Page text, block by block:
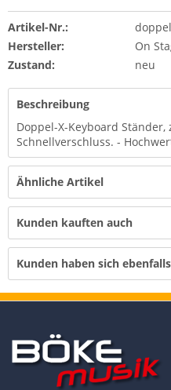
Artikel-Nr.:
Hersteller:
On
Zustand:
neu
Beschreibung
Doppel-X-Keyboard
Schnellverschluss. -
Ähnliche Artikel
Kunden kauften auch
Kunden haben sich